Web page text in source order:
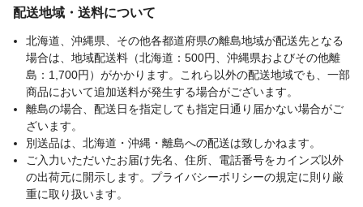
配送地域・送料について
北海道、沖縄県、その他各都道府県の離島地域が配送先となる
場合は、地域配送料（北海道：500円、沖縄県およびその他離
島：1,700円）がかかります。これら以外の配送地域でも、一部
商品において追加送料が発生する場合がございます。
離島の場合、配送日を指定しても指定日通り届かない場合がご
ざいます。
別送品は、北海道・沖縄・離島への配送は致しかねます。
ご入力いただいたお届け先名、住所、電話番号をカインズ以外
の出荷元に開示します。プライバシーポリシーの規定に則り厳
重に取り扱います。